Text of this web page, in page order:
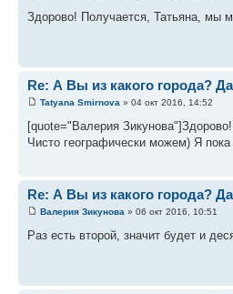
Здорово! Получается, Татьяна, мы
Re: А Вы из какого города?
Tatyana Smirnova » 04 окт 2016, 14:52
[quote="Валерия
Чисто географически можем) Я
Re: А Вы из какого города?
Валерия Зикунова » 06 окт 2016, 10:51
Раз есть второй, значит будет и